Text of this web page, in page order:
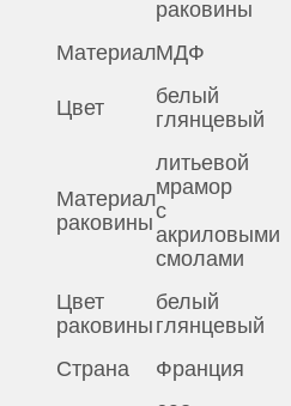
раковины
МатериалМДФ
Цвет
белый
глянцевый
Материал
раковины
литьевой
мрамор
с
акриловыми
смолами
Цвет
раковины
белый
глянцевый
Страна
Франция